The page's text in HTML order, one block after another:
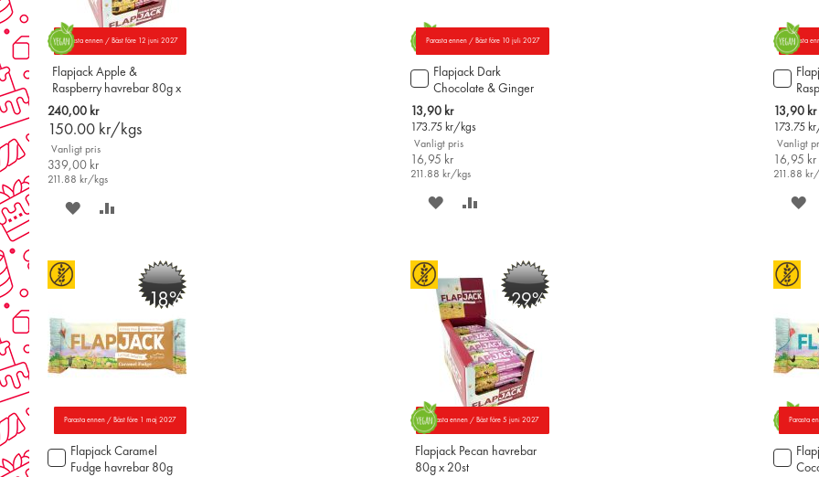
Parasta ennen / Bäst före 12 juni 2027
Flapjack Apple &
Raspberry havrebar 80g x
20st
240,00 kr
150.00 kr/kgs
Vanligt pris
339,00 kr
211.88 kr/kgs
SPARA
ÖNSKELISTAN
JÄMFÖR
Parasta ennen / Bäst före 10 juli 2027
Flapjack Dark
Chocolate & Ginger
havrebar 80g
Special
Price
13,90 kr
173.75 kr/kgs
Vanligt pris
16,95 kr
211.88 kr/kgs
Lägg
till
i
varukorgen
SPARA
ÖNSKELISTAN
JÄMFÖR
Parasta
80g
Special
Price
13,90 kr
173.75
Vanligt
16,95 kr
211.88
Lägg
till
i
-18%
Parasta ennen / Bäst före 1 maj 2027
Flapjack Caramel
Fudge havrebar 80g
Lägg
till
Parasta ennen / Bäst före 5 juni 2027
-29%
Flapjack Pecan havrebar
80g x 20st
Parasta
Lägg
till